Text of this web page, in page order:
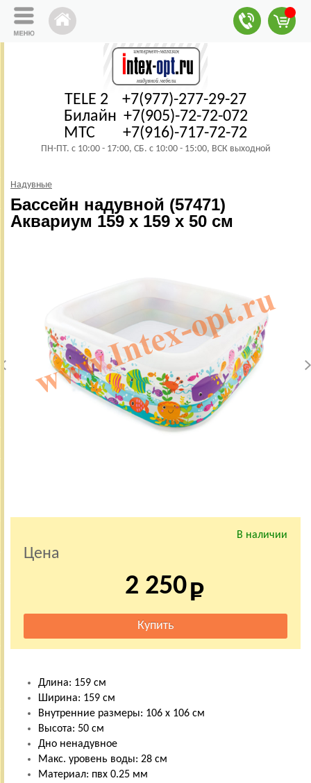
TELE 2 +7(977)-277-29-27
Билайн +7(905)-72-72-072
МТС +7(916)-717-72-72
ПН-ПТ. с 10:00 - 17:00, СБ. с 10:00 - 15:00, ВСК выходной
Надувные
Бассейн надувной (57471)
Аквариум 159 x 159 x 50 см
В наличии
Цена
2 250
Длина: 159 см
Ширина: 159 см
Внутренние размеры: 106 х 106 см
Высота: 50 см
Дно ненадувное
Макс. уровень воды: 28 см
Материал: пвх 0.25 мм